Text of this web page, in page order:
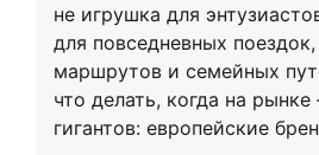
не игрушка для
для повседневных
маршрутов и семейных
что делать, когда на
гигантов: европейские